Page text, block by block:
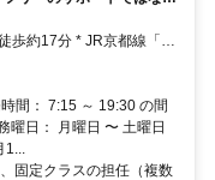
近くで支えるやりがい
27万円＋充実の待遇 あな
場より高めの給与でお迎
転車通勤OK！（通勤ラ
間： 7:15 ～ 19:30 の間
曜日： 月曜日 〜 土曜日
1...
固定クラスの担任（複数